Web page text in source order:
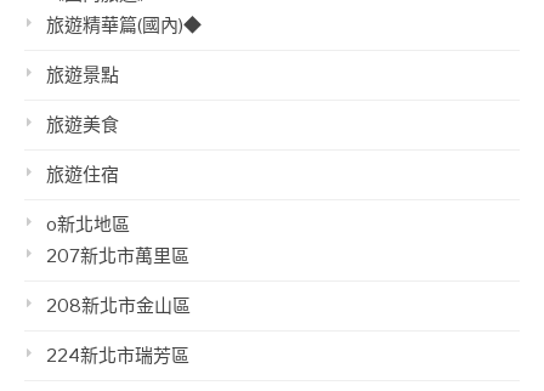
旅遊精華篇(國內)◆
旅遊景點
旅遊美食
旅遊住宿
o新北地區
207新北市萬里區
208新北市金山區
224新北市瑞芳區